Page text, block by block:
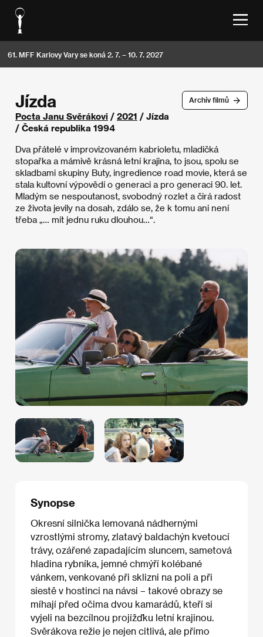
61. MFF Karlovy Vary se koná 2. 7. – 10. 7. 2027
Archív filmů
Jízda
Pocta Janu Svěrákovi / 2021 / Jízda
/ Česká republika 1994
Dva přátelé v improvizovaném kabrioletu, mladičká
stopařka a mámivě krásná letní krajina, to jsou, spolu se
skladbami skupiny Buty, ingredience road movie, která se
stala kultovní výpovědí o generaci a pro generaci 90. let.
Mladým se nespoutanost, svobodný rozlet a čirá radost
ze života jevily na dosah, zdálo se, že k tomu ani není
třeba „… mít jednu ruku dlouhou…“.
Synopse
Okresní silnička lemovaná nádhernými
vzrostlými stromy, zlatavý baldachýn kvetoucí
trávy, ozářené zapadajícím sluncem, sametová
hladina rybníka, jemné chmýří kolébané
vánkem, venkované při sklizni na poli a při
siestě v hostinci na návsi – takové obrazy se
míhají před očima dvou kamarádů, kteří si
vyjeli na bezcílnou projížďku letní krajinou.
Svěrákova režie je nejen citlivá, ale přímo